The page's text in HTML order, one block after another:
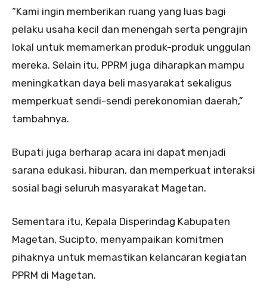
“Kami ingin memberikan ruang yang luas bagi
pelaku usaha kecil dan menengah serta pengrajin
lokal untuk memamerkan produk-produk unggulan
mereka. Selain itu, PPRM juga diharapkan mampu
meningkatkan daya beli masyarakat sekaligus
memperkuat sendi-sendi perekonomian daerah,”
tambahnya.
Bupati juga berharap acara ini dapat menjadi
sarana edukasi, hiburan, dan memperkuat interaksi
sosial bagi seluruh masyarakat Magetan.
Sementara itu, Kepala Disperindag Kabupaten
Magetan, Sucipto, menyampaikan komitmen
pihaknya untuk memastikan kelancaran kegiatan
PPRM di Magetan.